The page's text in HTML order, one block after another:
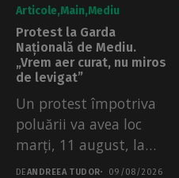
Articole Main Mediu
Protest la Garda
Națională de Mediu.
„Vrem aer curat, nu miros
de levigat”
Un protest împotriva
poluării va avea loc
marți, 11 august, la
Garda...
DEANDREEA TUDOR 09/08/2026